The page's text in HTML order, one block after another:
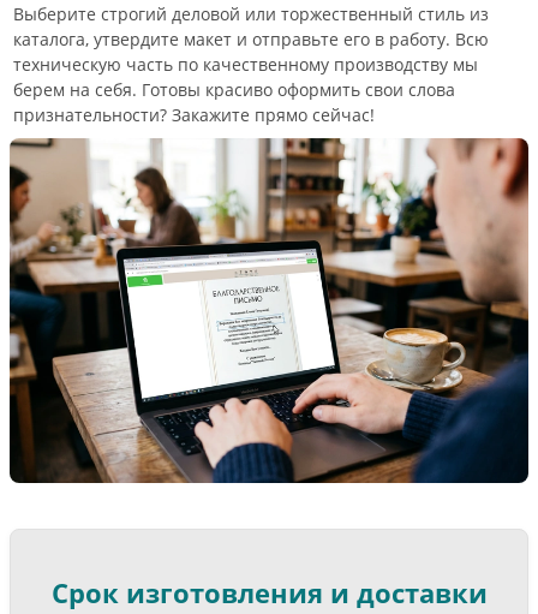
Выберите строгий деловой или торжественный стиль из
каталога, утвердите макет и отправьте его в работу. Всю
техническую часть по качественному производству мы
берем на себя. Готовы красиво оформить свои слова
признательности? Закажите прямо сейчас!
Срок изготовления и доставки